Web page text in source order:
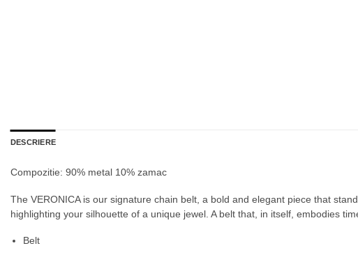
DESCRIERE
Compozitie: 90% metal 10% zamac
The VERONICA is our signature chain belt, a bold and elegant piece that
highlighting your silhouette of a unique jewel. A belt that, in itself, embodies
Belt